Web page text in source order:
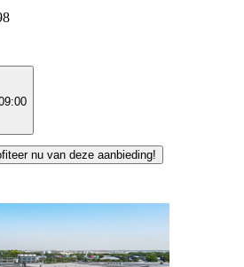
nu van deze aanbieding!